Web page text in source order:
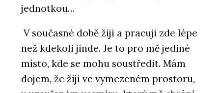
jednotkou…
V současné době žiji a pracuji zde lépe
než kdekoli jinde. Je to pro mě jediné
místo, kde se mohu soustředit. Mám
dojem, že žiji ve vymezeném prostoru,